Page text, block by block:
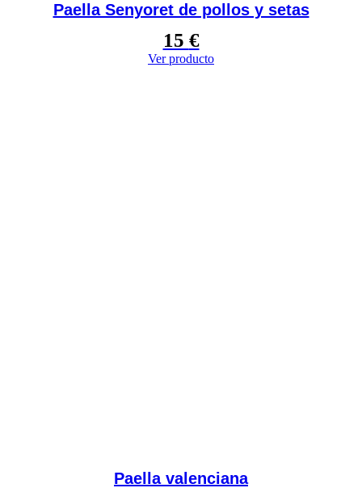
Paella Senyoret de pollos y setas
15 €
Ver producto
Paella valenciana